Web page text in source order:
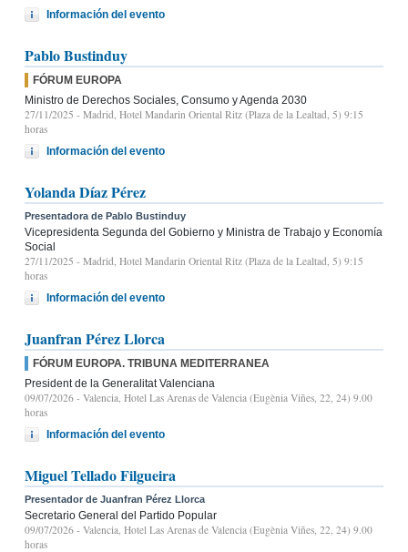
Información del evento
Pablo Bustinduy
FÓRUM EUROPA
Ministro de Derechos Sociales, Consumo y Agenda 2030
27/11/2025 - Madrid, Hotel Mandarin Oriental Ritz (Plaza de la Lealtad, 5) 9:15
horas
Información del evento
Yolanda Díaz Pérez
Presentadora de Pablo Bustinduy
Vicepresidenta Segunda del Gobierno y Ministra de Trabajo y Economía
Social
27/11/2025 - Madrid, Hotel Mandarin Oriental Ritz (Plaza de la Lealtad, 5) 9:15
horas
Información del evento
Juanfran Pérez Llorca
FÓRUM EUROPA. TRIBUNA MEDITERRANEA
President de la Generalitat Valenciana
09/07/2026 - Valencia, Hotel Las Arenas de Valencia (Eugènia Viñes, 22, 24) 9.00
horas
Información del evento
Miguel Tellado Filgueira
Presentador de Juanfran Pérez Llorca
Secretario General del Partido Popular
09/07/2026 - Valencia, Hotel Las Arenas de Valencia (Eugènia Viñes, 22, 24) 9.00
horas